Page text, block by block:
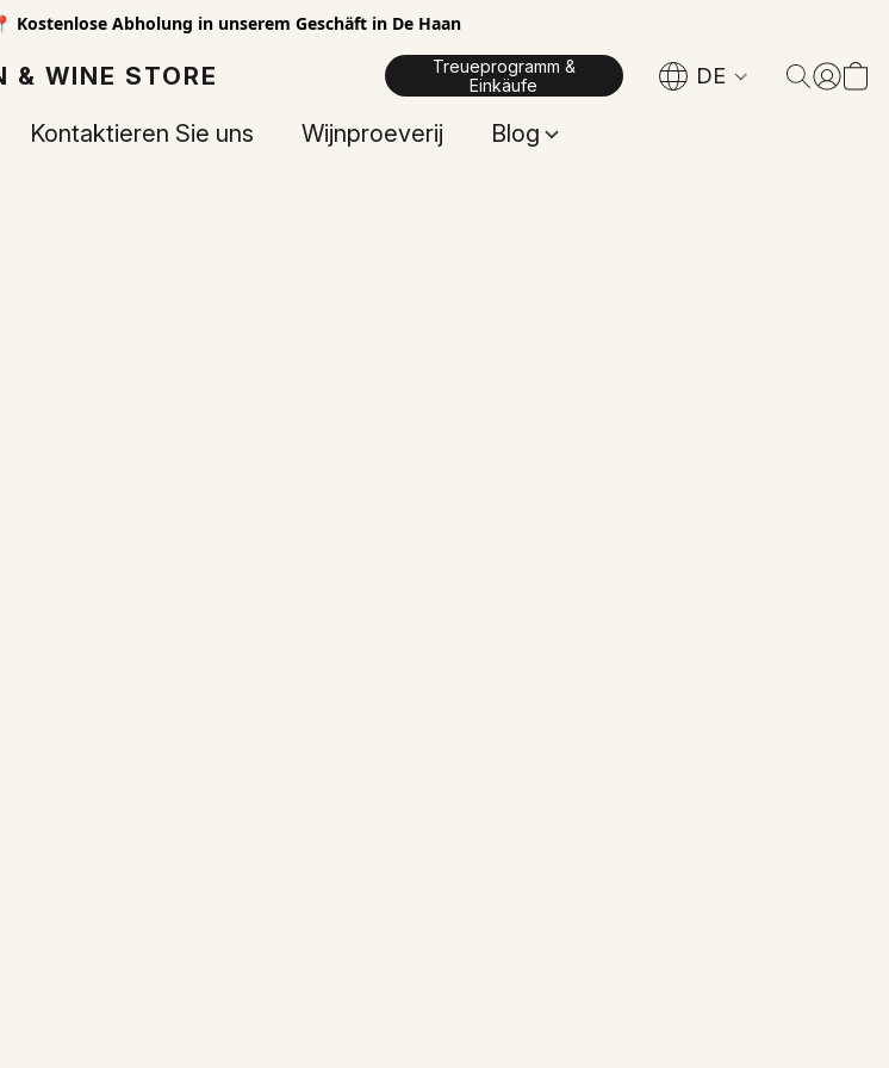
Kostenlose Abholung in unserem Geschäft in De Haan
& WINE STORE
Treueprogramm &
Einkäufe
DE
Kontaktieren Sie uns Wijnproeverij Blog